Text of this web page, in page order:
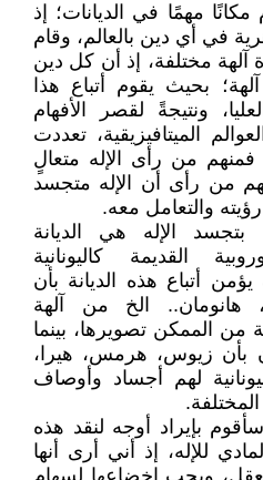
مهمًا في الديانات؛ إذ
في أي دين بالعالم، وقام
آلهة مختلفة، إذ أن كل دين
بحيث يقوم أتباع هذا
ونتيجةً لقصر الأفهام
الميتافيزيقية، تعددت
فمنهم من رأى الإله متعالٍ
من رأى أن الإله متجسد
والتعامل معه.
الإله هي الديانة
القديمة كاليونانية
أتباع هذه الديانة بأن
هانومان.. الخ من آلهة
من الممكن تصويرها، بينما
بأن زيوس، هرمس، هيرا،
لهم أجساد وأوصاف
بإيراد أوجه لنقد هذه
للإله، إذ أني أرى أنها